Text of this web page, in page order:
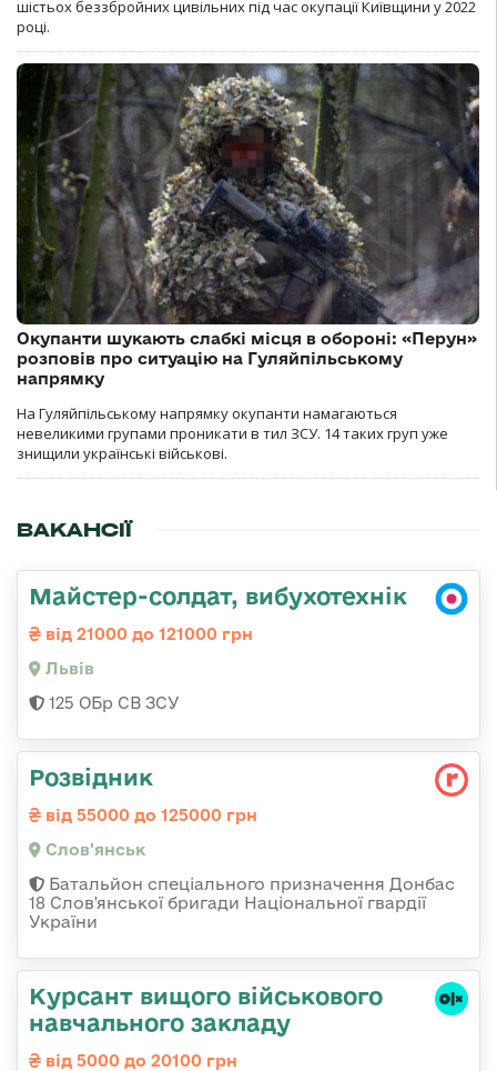
шістьох беззбройних цивільних під час окупації Київщини у 2022
році.
Окупанти шукають слабкі місця в обороні: «Перун»
розповів про ситуацію на Гуляйпільському
напрямку
На Гуляйпільському напрямку окупанти намагаються
невеликими групами проникати в тил ЗСУ. 14 таких груп уже
знищили українські військові.
ВАКАНСІЇ
Майстер-солдат, вибухотехнік
від 21000 до 121000 грн
Львів
125 ОБр СВ ЗСУ
Розвідник
від 55000 до 125000 грн
Слов'янськ
Батальйон спеціального призначення Донбас
18 Слов'янської бригади Національної гвардії
України
Курсант вищого військового
навчального закладу
від 5000 до 20100 грн